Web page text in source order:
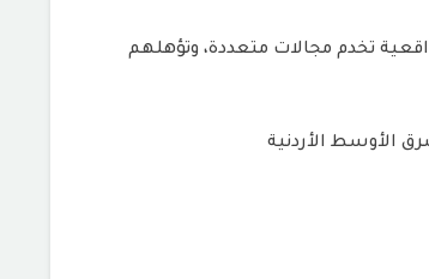
تخدم مجالات متعددة، وتؤهلهم
الأوسط الأردنية